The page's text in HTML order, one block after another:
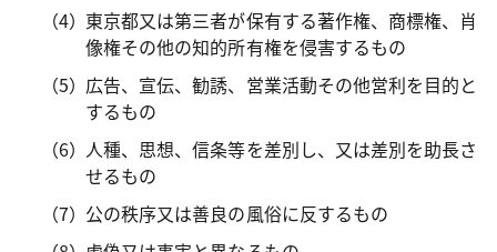
東京都又は第三者が保有する著作権、商標権、肖
像権その他の知的所有権を侵害するもの
広告、宣伝、勧誘、営業活動その他営利を目的と
するもの
人種、思想、信条等を差別し、又は差別を助長さ
せるもの
公の秩序又は善良の風俗に反するもの